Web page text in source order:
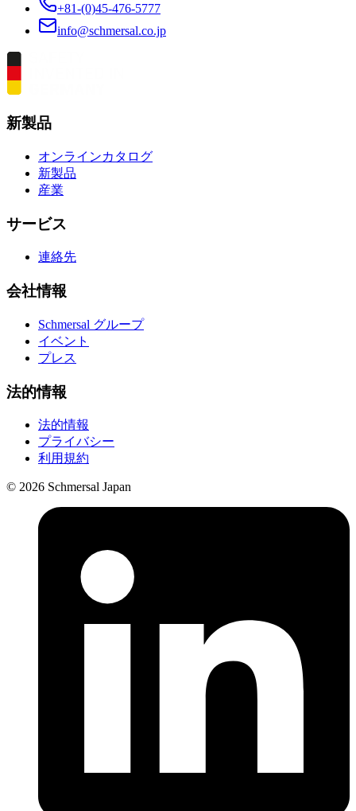
+81-(0)45-476-5777
info@schmersal.co.jp
新製品
オンラインカタログ
新製品
産業
サービス
連絡先
会社情報
Schmersal グループ
イベント
プレス
法的情報
法的情報
プライバシー
利用規約
© 2026 Schmersal Japan